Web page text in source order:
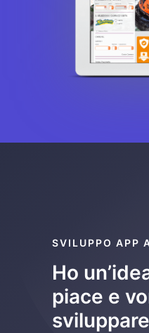
SVILUPPO APP
Ho
piace e
sviluppare